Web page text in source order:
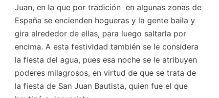
Juan, en la que por tradición en algunas zonas de
España se encienden hogueras y la gente baila y
gira alrededor de ellas, para luego saltarla por
encima. A esta festividad también se le considera
la fiesta del agua, pues esa noche se le atribuyen
poderes milagrosos, en virtud de que se trata de
la fiesta de San Juan Bautista, quien fue el que